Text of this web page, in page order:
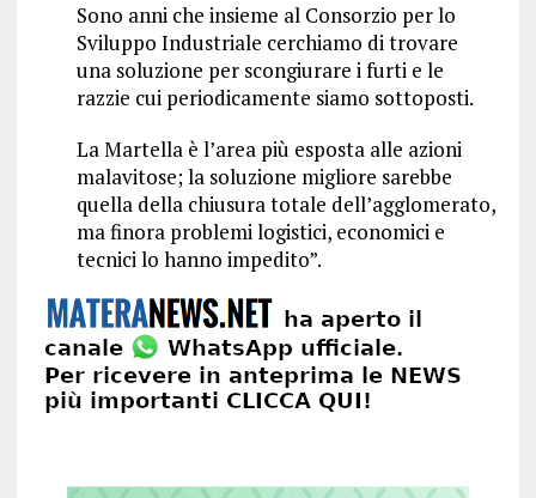
Sono anni che insieme al Consorzio per lo
Sviluppo Industriale cerchiamo di trovare
una soluzione per scongiurare i furti e le
razzie cui periodicamente siamo sottoposti.
La Martella è l’area più esposta alle azioni
malavitose; la soluzione migliore sarebbe
quella della chiusura totale dell’agglomerato,
ma finora problemi logistici, economici e
tecnici lo hanno impedito”.